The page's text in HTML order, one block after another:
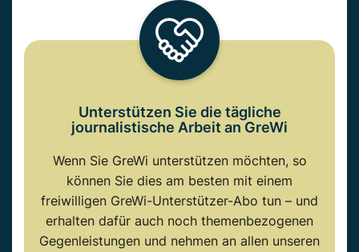
Unterstützen Sie die tägliche
journalistische Arbeit an GreWi
Wenn Sie GreWi unterstützen möchten, so
können Sie dies am besten mit einem
freiwilligen GreWi-Unterstützer-Abo tun – und
erhalten dafür auch noch themenbezogenen
Gegenleistungen und nehmen an allen unseren